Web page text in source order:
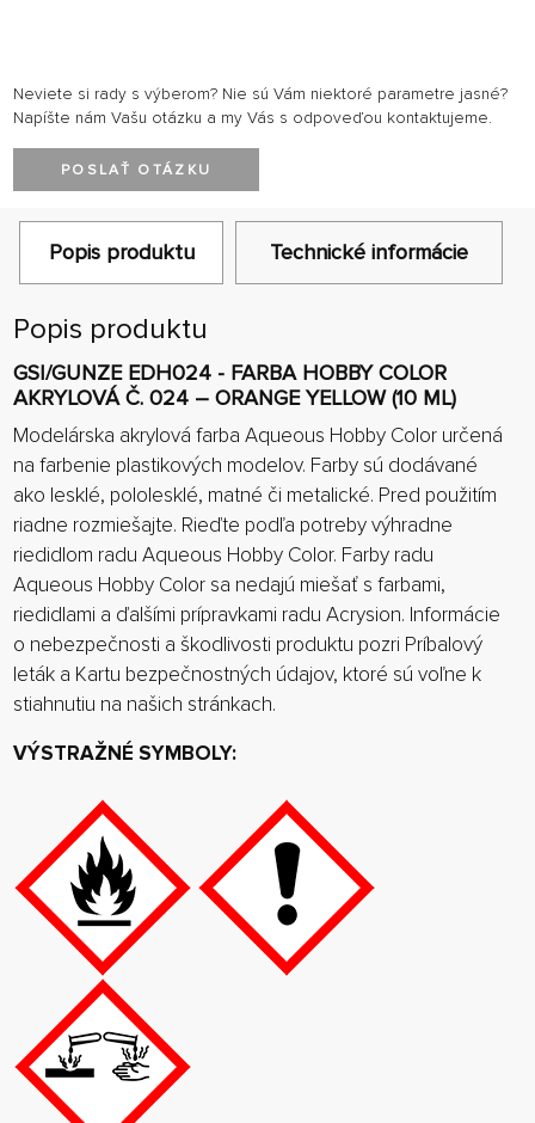
Neviete si rady s výberom? Nie sú Vám niektoré parametre jasné?
Napíšte nám Vašu otázku a my Vás s odpoveďou kontaktujeme.
POSLAŤ OTÁZKU
Popis produktu Technické informácie
Popis produktu
GSI/GUNZE EDH024 - FARBA HOBBY COLOR
AKRYLOVÁ Č. 024 – ORANGE YELLOW (10 ML)
Modelárska akrylová farba Aqueous Hobby Color určená
na farbenie plastikových modelov. Farby sú dodávané
ako lesklé, pololesklé, matné či metalické. Pred použitím
riadne rozmiešajte. Rieďte podľa potreby výhradne
riedidlom radu Aqueous Hobby Color. Farby radu
Aqueous Hobby Color sa nedajú miešať s farbami,
riedidlami a ďalšími prípravkami radu Acrysion. Informácie
o nebezpečnosti a škodlivosti produktu pozri Príbalový
leták a Kartu bezpečnostných údajov, ktoré sú voľne k
stiahnutiu na našich stránkach.
VÝSTRAŽNÉ SYMBOLY: